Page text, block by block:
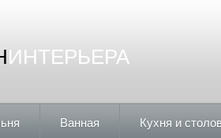
ИНТЕРЬЕРА
Ванная Кухня и